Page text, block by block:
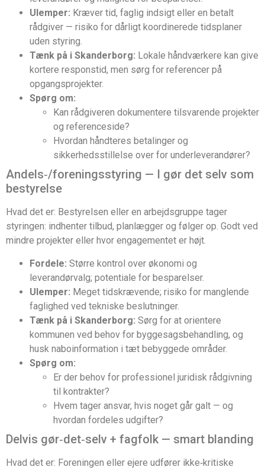
Ulemper: Kræver tid, faglig indsigt eller en betalt
rådgiver — risiko for dårligt koordinerede tidsplaner
uden styring.
Tænk på i Skanderborg: Lokale håndværkere kan give
kortere responstid, men sørg for referencer på
opgangsprojekter.
Spørg om:
Kan rådgiveren dokumentere tilsvarende projekter
og referenceside?
Hvordan håndteres betalinger og
sikkerhedsstillelse over for underleverandører?
Andels‑/foreningsstyring — I gør det selv som
bestyrelse
Hvad det er: Bestyrelsen eller en arbejdsgruppe tager
styringen: indhenter tilbud, planlægger og følger op. Godt ved
mindre projekter eller hvor engagementet er højt.
Fordele: Større kontrol over økonomi og
leverandørvalg; potentiale for besparelser.
Ulemper: Meget tidskrævende; risiko for manglende
faglighed ved tekniske beslutninger.
Tænk på i Skanderborg: Sørg for at orientere
kommunen ved behov for byggesagsbehandling, og
husk naboinformation i tæt bebyggede områder.
Spørg om:
Er der behov for professionel juridisk rådgivning
til kontrakter?
Hvem tager ansvar, hvis noget går galt — og
hvordan fordeles udgifter?
Delvis gør‑det‑selv + fagfolk — smart blanding
Hvad det er: Foreningen eller ejere udfører ikke‑kritiske